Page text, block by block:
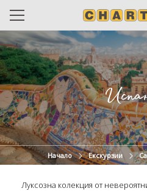
САМОЛЕТНИ БИЛЕТИ
ЧАРТЪРИ
ПОЧИВКИ
ЕКСКУРЗИИ
ОТ ВАРНА
Начало Екскурзии
Луксозна колекция от